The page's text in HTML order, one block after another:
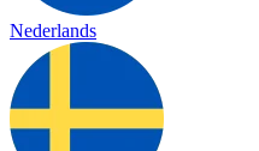
Nederlands